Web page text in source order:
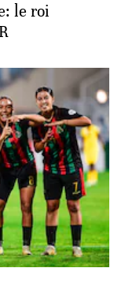
le roi